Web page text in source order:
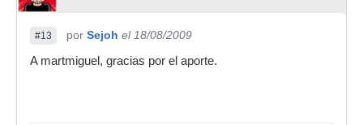
#13 por Sejoh el 18/08/2009
A martmiguel, gracias por el aporte.